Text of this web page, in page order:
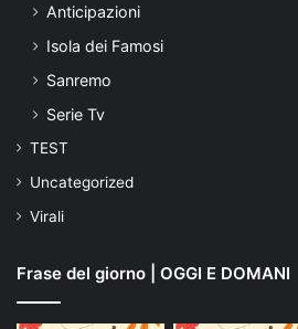
Anticipazioni
Isola dei Famosi
Sanremo
Serie Tv
TEST
Uncategorized
Virali
Frase del giorno | OGGI E DOMANI